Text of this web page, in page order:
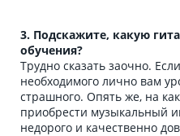
3. Подскажите, какую
обучения?
Трудно сказать заочно.
необходимого лично вам
страшного. Опять же, на
приобрести музыкальный
недорого и качественно